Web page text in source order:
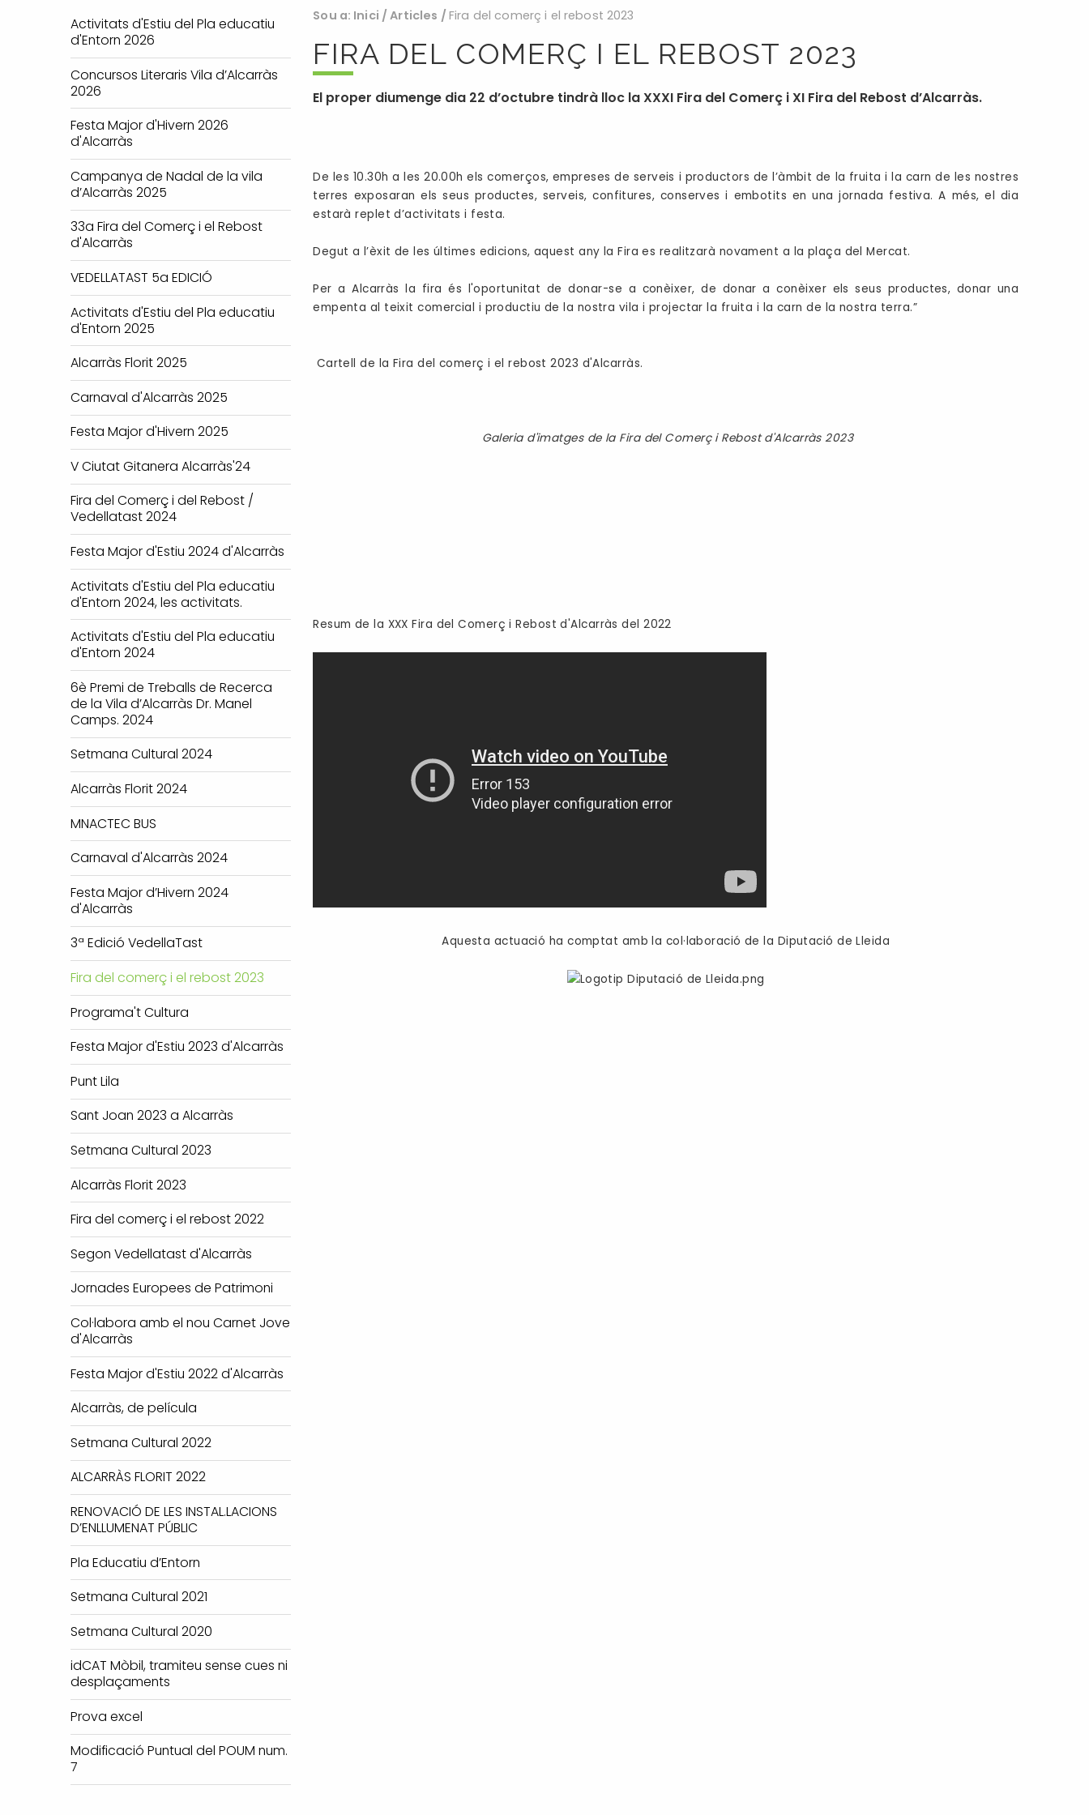
Activitats d'Estiu del Pla educatiu
d'Entorn 2026
Concursos Literaris Vila d’Alcarràs
2026
Festa Major d'Hivern 2026
d'Alcarràs
Campanya de Nadal de la vila
d’Alcarràs 2025
33a Fira del Comerç i el Rebost
d'Alcarràs
VEDELLATAST 5a EDICIÓ
Activitats d'Estiu del Pla educatiu
d'Entorn 2025
Alcarràs Florit 2025
Carnaval d'Alcarràs 2025
Festa Major d'Hivern 2025
V Ciutat Gitanera Alcarràs'24
Fira del Comerç i del Rebost /
Vedellatast 2024
Festa Major d'Estiu 2024 d'Alcarràs
Activitats d'Estiu del Pla educatiu
d'Entorn 2024, les activitats.
Activitats d'Estiu del Pla educatiu
d'Entorn 2024
6è Premi de Treballs de Recerca
de la Vila d’Alcarràs Dr. Manel
Camps. 2024
Setmana Cultural 2024
Alcarràs Florit 2024
MNACTEC BUS
Carnaval d'Alcarràs 2024
Festa Major d’Hivern 2024
d'Alcarràs
3ª Edició VedellaTast
Fira del comerç i el rebost 2023
Programa't Cultura
Festa Major d'Estiu 2023 d'Alcarràs
Punt Lila
Sant Joan 2023 a Alcarràs
Setmana Cultural 2023
Alcarràs Florit 2023
Fira del comerç i el rebost 2022
Segon Vedellatast d'Alcarràs
Jornades Europees de Patrimoni
Col·labora amb el nou Carnet Jove
d'Alcarràs
Festa Major d'Estiu 2022 d'Alcarràs
Alcarràs, de película
Setmana Cultural 2022
ALCARRÀS FLORIT 2022
RENOVACIÓ DE LES INSTAL.LACIONS
D’ENLLUMENAT PÚBLIC
Pla Educatiu d’Entorn
Setmana Cultural 2021
Setmana Cultural 2020
idCAT Mòbil, tramiteu sense cues ni
desplaçaments
Prova excel
Modificació Puntual del POUM num.
7
Sou a: Inici /Articles / Fira del comerç i el rebost 2023
FIRA DEL COMERÇ I EL REBOST 2023
El proper diumenge dia 22 d’octubre tindrà lloc la XXXI Fira del Comerç i XI Fira del Rebost d’Alcarràs.
De les 10.30h a les 20.00h els comerços, empreses de serveis i productors de l’àmbit de la fruita i la carn de les nostres
terres exposaran els seus productes, serveis, confitures, conserves i embotits en una jornada festiva. A més, el dia
estarà replet d’activitats i festa.
Degut a l’èxit de les últimes edicions, aquest any la Fira es realitzarà novament a la plaça del Mercat.
Per a Alcarràs la fira és l'oportunitat de donar-se a conèixer, de donar a conèixer els seus productes, donar una
empenta al teixit comercial i productiu de la nostra vila i projectar la fruita i la carn de la nostra terra.”
Cartell de la Fira del comerç i el rebost 2023 d'Alcarràs.
Galeria d'imatges de la Fira del Comerç i Rebost d'Alcarràs 2023
Resum de la XXX Fira del Comerç i Rebost d'Alcarràs del 2022
Aquesta actuació ha comptat amb la col·laboració de la Diputació de Lleida